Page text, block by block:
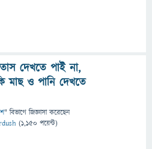
দেখতে পাই না,
মাছ ও পানি দেখতে
" বিভাগে জিজ্ঞাসাকরেছেন
(1,150 পয়েন্ট)